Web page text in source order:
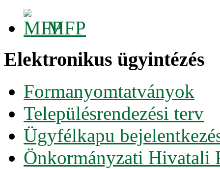
MFP
Elektronikus ügyintézés
Formanyomtatványok
Településrendezési terv
Ügyfélkapu
Önkormányzati Hivatali